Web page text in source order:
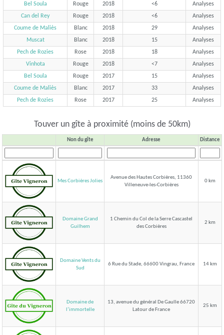
Bel Soula
Rouge 2018 <6
Analyses
Can del Rey
Rouge 2018 <6
Analyses
Coume de Maliès
Blanc 2018 29
Analyses
Muscat
Blanc 2018 15
Analyses
Pech de Rozies
Rose 2018 18
Analyses
Vinhota
Rouge 2018 <7
Analyses
Bel Soula
Rouge 2017 15
Analyses
Coume de Maliès
Blanc 2017 33
Analyses
Pech de Rozies
Rose 2017 25 Analyses
Touver un gîte à proximité (moins de 50km)
Non du gîte Adresse Distance
Mes Corbières Jolies
Avenue des Hautes Corbières, 11360
Villeneuve-les-Corbières
0 km
Domaine Grand
Guilhem
1 Chemin du Col de la Serre Cascastel
des Corbières
2 km
Domaine Vents du
Sud
6 Rue du Stade, 66600 Vingrau, France 14 km
Domaine de
l’immortelle
13, avenue du général De Gaulle 66720
Latour de France
25 km